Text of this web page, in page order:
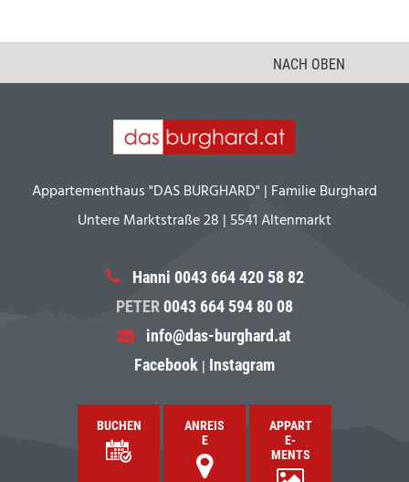
NACH OBEN
Appartementhaus "DAS BURGHARD" | Familie Burghard
Untere Marktstraße 28 | 5541 Altenmarkt
Hanni 0043 664 420 58 82
PETER 0043 664 594 80 08
info@das-burghard.at
Facebook | Instagram
BUCHEN
ANREIS
E
APPART
E-
MENTS